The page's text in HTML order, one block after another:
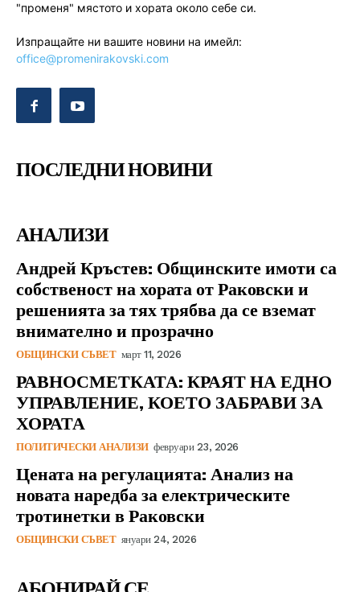
"променя" мястото и хората около себе си.
Изпращайте ни вашите новини на имейл:
office@promenirakovski.com
ПОСЛЕДНИ НОВИНИ
АНАЛИЗИ
Андрей Кръстев: Общинските имоти са
собственост на хората от Раковски и
решенията за тях трябва да се вземат
внимателно и прозрачно
ОБЩИНСКИ СЪВЕТ март 11, 2026
РАВНОСМЕТКАТА: КРАЯТ НА ЕДНО
УПРАВЛЕНИЕ, КОЕТО ЗАБРАВИ ЗА
ХОРАТА
ПОЛИТИЧЕСКИ АНАЛИЗИ февруари 23, 2026
Цената на регулацията: Анализ на
новата наредба за електрическите
тротинетки в Раковски
ОБЩИНСКИ СЪВЕТ януари 24, 2026